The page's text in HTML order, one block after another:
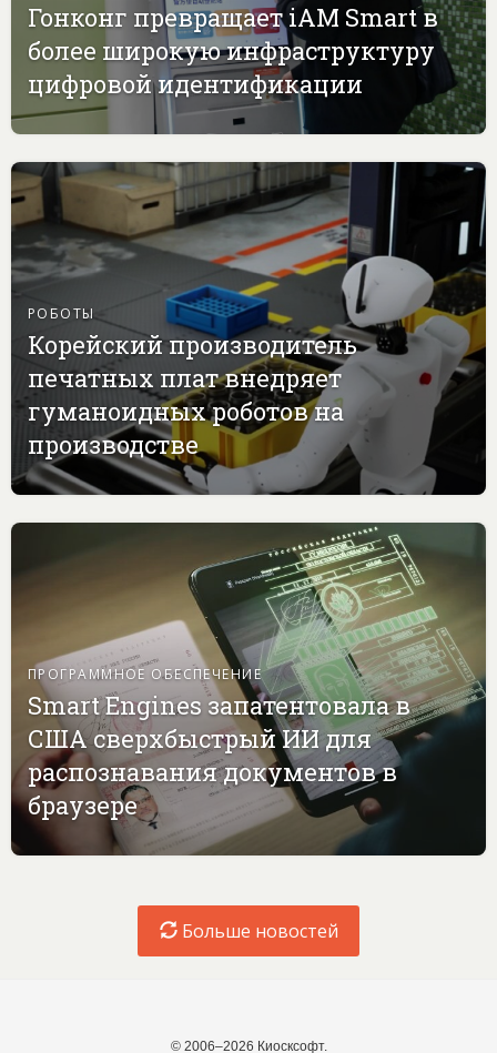
Гонконг превращает iAM Smart в
более широкую инфраструктуру
цифровой идентификации
РОБОТЫ
Корейский производитель
печатных плат внедряет
гуманоидных роботов на
производстве
ПРОГРАММНОЕ ОБЕСПЕЧЕНИЕ
Smart Engines запатентовала в
США сверхбыстрый ИИ для
распознавания документов в
браузере
Больше новостей
© 2006–2026 Киосксофт.